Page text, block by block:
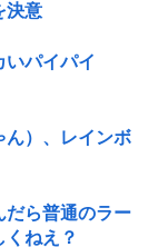
決意
いパイパイ
ん）、レインボ
だら普通のラー
くねえ？